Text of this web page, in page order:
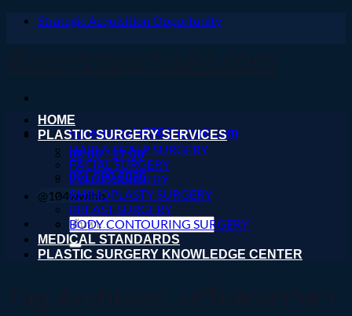
ข้าม
Strategic Acquisition Opportunity
nareeratsale936@gmail.com
08:00 - 17:00
061 590 6036
@104wwihb
ค้นหา:
HOME
PLASTIC SURGERY SERVICES
HAIR & SCALP SURGERY
FACIAL SURGERY
EYELID SURGERY
RHINOPLASTY SURGERY
BREAST SURGERY
BODY CONTOURING SURGERY
MEDICAL STANDARDS
PLASTIC SURGERY KNOWLEDGE CENTER